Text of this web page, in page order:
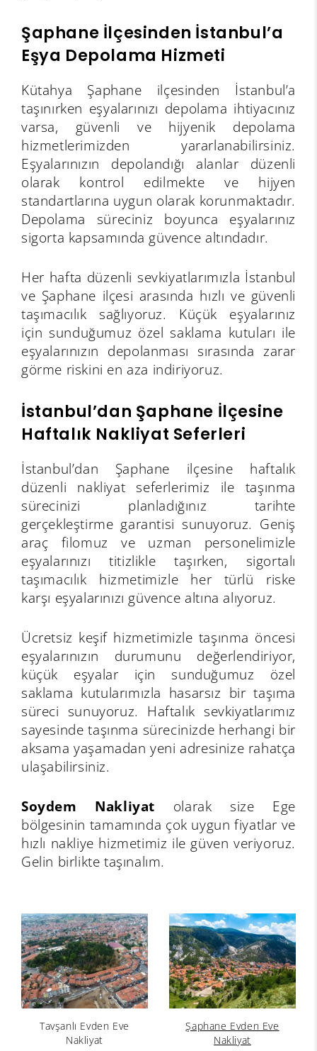
Şaphane İlçesinden İstanbul’a
Eşya Depolama Hizmeti
Kütahya Şaphane ilçesinden İstanbul’a
taşınırken eşyalarınızı depolama ihtiyacınız
varsa, güvenli ve hijyenik depolama
hizmetlerimizden yararlanabilirsiniz.
Eşyalarınızın depolandığı alanlar düzenli
olarak kontrol edilmekte ve hijyen
standartlarına uygun olarak korunmaktadır.
Depolama süreciniz boyunca eşyalarınız
sigorta kapsamında güvence altındadır.
Her hafta düzenli sevkiyatlarımızla İstanbul
ve Şaphane ilçesi arasında hızlı ve güvenli
taşımacılık sağlıyoruz. Küçük eşyalarınız
için sunduğumuz özel saklama kutuları ile
eşyalarınızın depolanması sırasında zarar
görme riskini en aza indiriyoruz.
İstanbul’dan Şaphane İlçesine
Haftalık Nakliyat Seferleri
İstanbul’dan Şaphane ilçesine haftalık
düzenli nakliyat seferlerimiz ile taşınma
sürecinizi planladığınız tarihte
gerçekleştirme garantisi sunuyoruz. Geniş
araç filomuz ve uzman personelimizle
eşyalarınızı titizlikle taşırken, sigortalı
taşımacılık hizmetimizle her türlü riske
karşı eşyalarınızı güvence altına alıyoruz.
Ücretsiz keşif hizmetimizle taşınma öncesi
eşyalarınızın durumunu değerlendiriyor,
küçük eşyalar için sunduğumuz özel
saklama kutularımızla hasarsız bir taşıma
süreci sunuyoruz. Haftalık sevkiyatlarımız
sayesinde taşınma sürecinizde herhangi bir
aksama yaşamadan yeni adresinize rahatça
ulaşabilirsiniz.
Soydem Nakliyat olarak size Ege
bölgesinin tamamında çok uygun fiyatlar ve
hızlı nakliye hizmetimiz ile güven veriyoruz.
Gelin birlikte taşınalım.
Tavşanlı Evden Eve
Nakliyat
Şaphane Evden Eve
Nakliyat